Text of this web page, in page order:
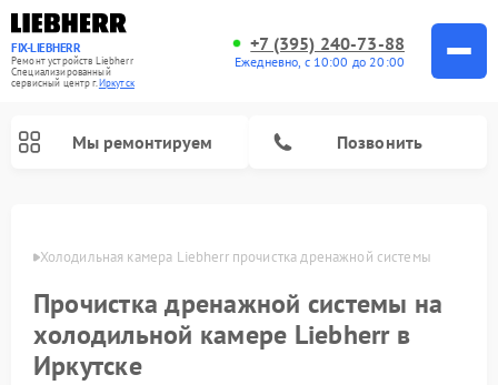
FIX-LIEBHERR
Ремонт устройств Liebherr
Специализированный
cервисный центр г.Иркутск
+7 (395) 240-73-88
Ежедневно, с 10:00 до 20:00
Мы ремонтируем Позвонить
Холодильная камера Liebherr прочистка дренажной системы
Прочистка дренажной системы на
холодильной камере Liebherr в
Иркутске